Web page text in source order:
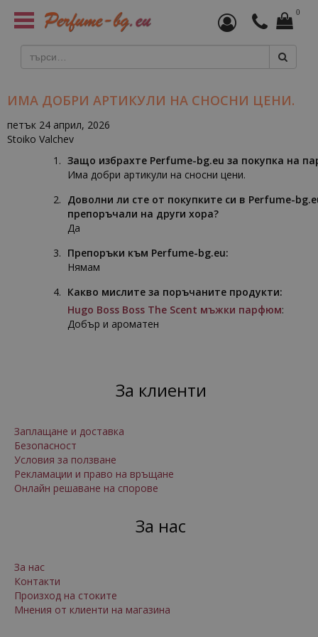
Toggle
navigation
0
ИМА ДОБРИ АРТИКУЛИ НА СНОСНИ ЦЕНИ.
петък 24 април, 2026
Stoiko Valchev
Защо избрахте Perfume-bg.eu за покупка на
Има добри артикули на сносни цени.
Доволни ли сте от покупките си в Perfume-
препоръчали на други хора?
Да
Препоръки към Perfume-bg.eu:
Нямам
Какво мислите за поръчаните продукти:
Hugo Boss Boss The Scent мъжки парфюм:
Добър и ароматен
За клиенти
Заплащане и доставка
Безопасност
Условия за ползване
Рекламации и право на връщане
Онлайн решаване на спорове
За нас
За нас
Контакти
Произход на стоките
Мнения от клиенти на магазина